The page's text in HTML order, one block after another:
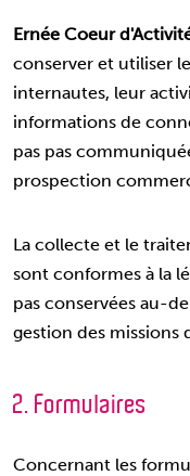
Ernée Coeur
conserver et utiliser
internautes, leur
informations de
pas pas
prospection
La collecte et le
sont conformes à la
pas conservées au-
gestion des missions
2. Formulaires
Concernant les